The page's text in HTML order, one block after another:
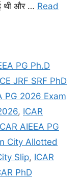
थी और … Read
PG Ph.D
JRF SRF PhD
PG 2026 Exam
, ICAR
AIEEA PG
City Allotted
Slip, ICAR
PhD